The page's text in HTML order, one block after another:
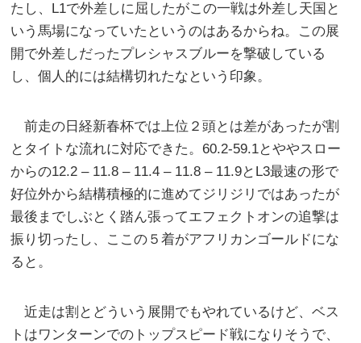
たし、L1で外差しに屈したがこの一戦は外差し天国と
いう馬場になっていたというのはあるからね。この展
開で外差しだったプレシャスブルーを撃破している
し、個人的には結構切れたなという印象。
前走の日経新春杯では上位２頭とは差があったが割
とタイトな流れに対応できた。60.2-59.1とややスロー
からの12.2 – 11.8 – 11.4 – 11.8 – 11.9とL3最速の形で
好位外から結構積極的に進めてジリジリではあったが
最後までしぶとく踏ん張ってエフェクトオンの追撃は
振り切ったし、ここの５着がアフリカンゴールドにな
ると。
近走は割とどういう展開でもやれているけど、ベス
トはワンターンでのトップスピード戦になりそうで、